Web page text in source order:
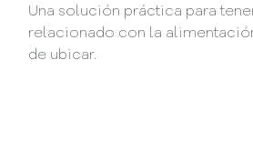
Una solución práctica para
relacionado con la
de ubicar.